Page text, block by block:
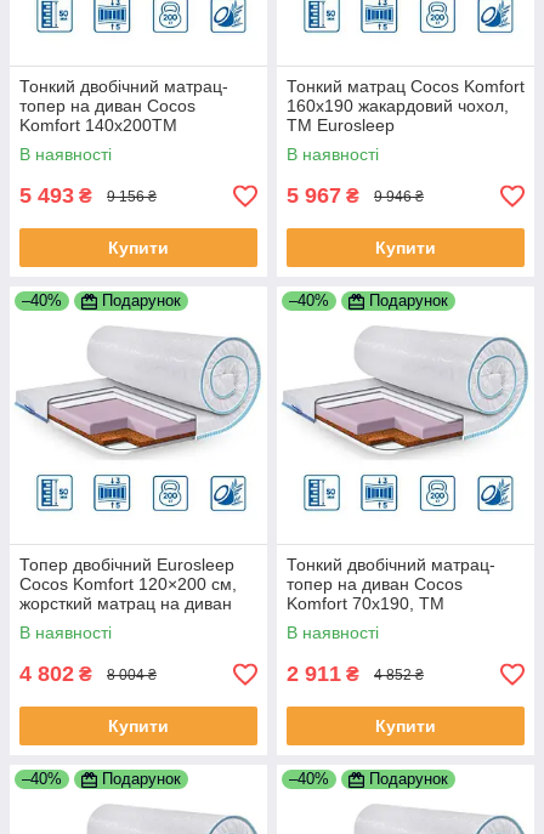
Тонкий двобічний матрац-
топер на диван Cocos
Komfort 140x200TM
Eurosleep
В наявності
5 493 ₴ 9 156 ₴
Купити
Тонкий матрац Cocos Komfort
160x190 жакардовий чохол,
TM Eurosleep
В наявності
5 967 ₴ 9 946 ₴
Купити
–40% Подарунок
Топер двобічний Eurosleep
Cocos Komfort 120×200 см,
жорсткий матрац на диван
В наявності
4 802 ₴ 8 004 ₴
Купити
–40% Подарунок
Тонкий двобічний матрац-
топер на диван Cocos
Komfort 70x190, TM
Eurosleep, жакардовий чохол
В наявності
2 911 ₴ 4 852 ₴
Купити
–40% Подарунок –40% Подарунок